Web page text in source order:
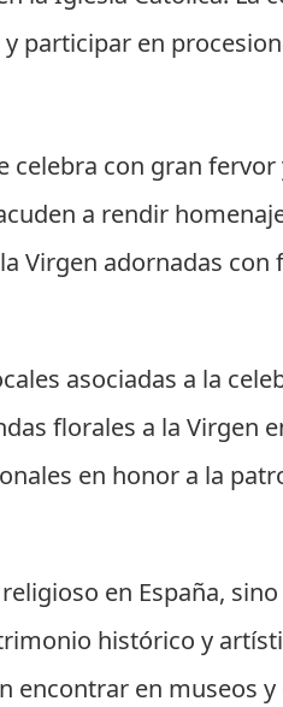
participar en
celebra con gran
a rendir
Virgen adornadas con
asociadas a la
florales a la Virgen
en honor a la
en España,
histórico y
encontrar en museos